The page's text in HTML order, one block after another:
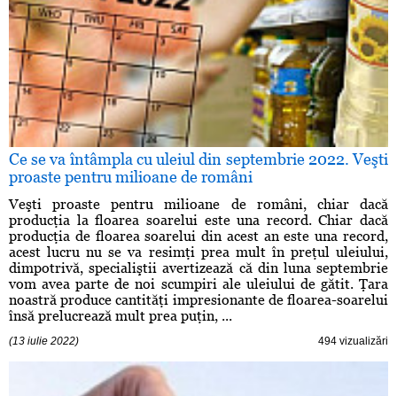
Ce se va întâmpla cu uleiul din septembrie 2022. Veşti
proaste pentru milioane de români
Veşti proaste pentru milioane de români, chiar dacă
producţia la floarea soarelui este una record. Chiar dacă
producţia de floarea soarelui din acest an este una record,
acest lucru nu se va resimţi prea mult în preţul uleiului,
dimpotrivă, specialiştii avertizează că din luna septembrie
vom avea parte de noi scumpiri ale uleiului de gătit. Ţara
noastră produce cantităţi impresionante de floarea-soarelui
însă prelucrează mult prea puţin, ...
(13 iulie 2022) 494 vizualizări